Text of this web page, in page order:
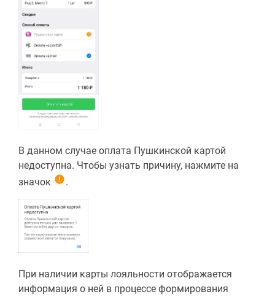
В данном случае оплата Пушкинской картой
недоступна. Чтобы узнать причину, нажмите на
значок
.
При наличии карты лояльности отображается
информация о ней в процессе формирования